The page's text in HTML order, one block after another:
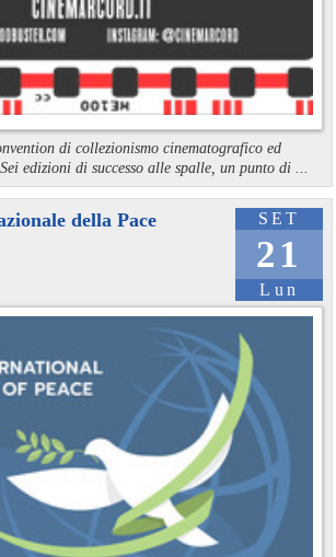
di collezionismo cinematografico ed
edizioni di successo alle spalle, un punto di ...
SET
21
Lun
della Pace